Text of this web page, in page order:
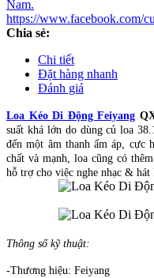
https://www.facebook.com/
Chia sẻ:
Chi tiết
Đặt hàng nhanh
Đánh giá
Loa Kéo Di Động Feiyang
suất khá lớn do dùng củ loa
đến một âm thanh ấm áp, cực
chất và mạnh, loa cũng có
hỗ trợ cho việc nghe nhạc &
Thông số kỹ thuật:
-Thương hiệu: Feiyang